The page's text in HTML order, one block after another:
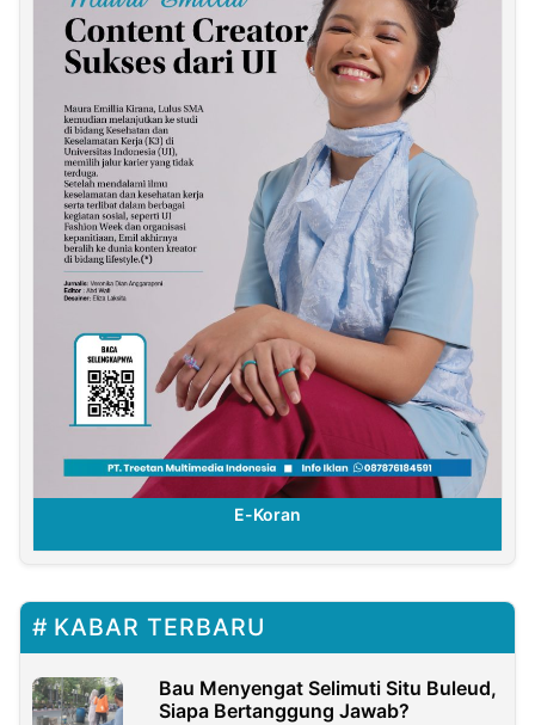
E-Koran
KABAR TERBARU
Bau Menyengat Selimuti Situ Buleud,
Siapa Bertanggung Jawab?